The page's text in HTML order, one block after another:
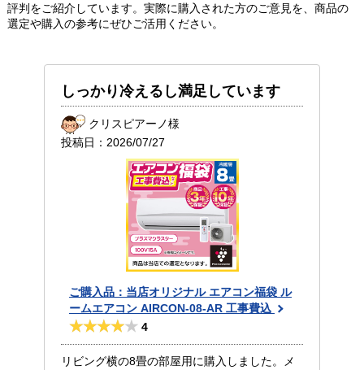
評判をご紹介しています。実際に購入された方のご意見を、商品の
選定や購入の参考にぜひご活用ください。
しっかり冷えるし満足しています
クリスピアーノ様
投稿日： 2026/07/27
ご購入品：当店オリジナル エアコン福袋 ル
ームエアコン AIRCON-08-AR 工事費込
4
リビング横の8畳の部屋用に購入しました。メ